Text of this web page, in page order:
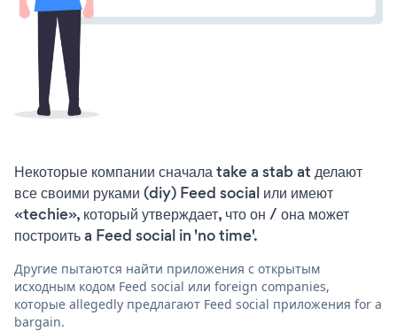
Некоторые компании сначала take a stab at делают
все своими руками (diy) Feed social или имеют
«techie», который утверждает, что он / она может
построить a Feed social in 'no time'.
Другие пытаются найти приложения с открытым
исходным кодом Feed social или foreign companies,
которые allegedly предлагают Feed social приложения for a
bargain.